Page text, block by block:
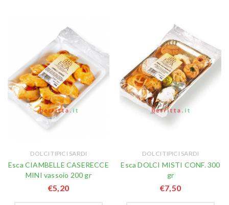
DOLCI TIPICI SARDI
Esca CIAMBELLE CASERECCE
MINI vassoio 200 gr
€5,20
DOLCI TIPICI SARDI
Esca DOLCI MISTI CONF. 300
gr
€7,50